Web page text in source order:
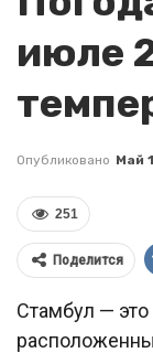
июле
Опубликовано Май
251
Поделится
Стамбул — это